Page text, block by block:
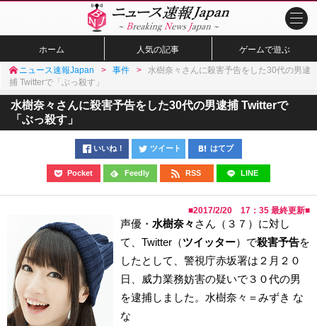
ホーム 人気の記事 ゲームで遊ぶ
ニュース速報Japan 事件
水樹奈々さんに殺害予告をした30代の男逮
捕 Twitterで「ぶっ殺す」
水樹奈々さんに殺害予告をした30代の男逮捕 Twitterで
「ぶっ殺す」
いいね！ ツイート はてブ
Pocket Feedly RSS LINE
■2017/2/20 17：35 最終更新■
声優・ 水樹奈々 さん（３７）に対し
て、Twitter（ツイッター）で殺害予告を
したとして、警視庁赤坂署は２月２０
日、威力業務妨害の疑いで３０代の男
を逮捕しました。水樹奈々＝みずき な
な